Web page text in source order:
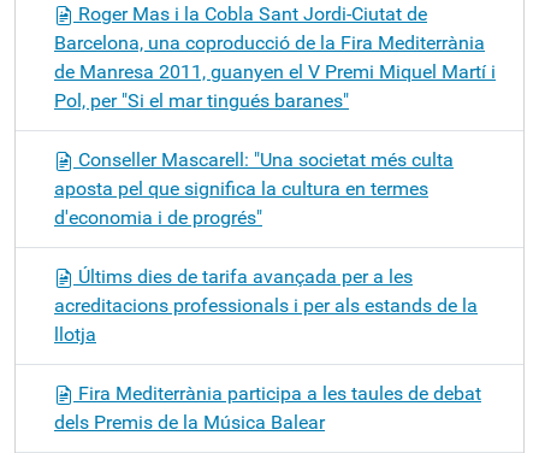
Roger Mas i la Cobla Sant Jordi-Ciutat de
Barcelona, una coproducció de la Fira Mediterrània
de Manresa 2011, guanyen el V Premi Miquel Martí i
Pol, per "Si el mar tingués baranes"
Conseller Mascarell: "Una societat més culta
aposta pel que significa la cultura en termes
d'economia i de progrés"
Últims dies de tarifa avançada per a les
acreditacions professionals i per als estands de la
llotja
Fira Mediterrània participa a les taules de debat
dels Premis de la Música Balear